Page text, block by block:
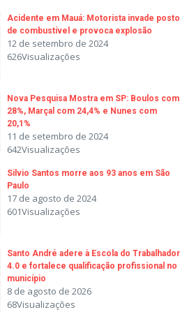
Acidente em Mauá: Motorista invade posto
de combustível e provoca explosão
12 de setembro de 2024
626Visualizações
Nova Pesquisa Mostra em SP: Boulos com
28%, Marçal com 24,4% e Nunes com
20,1%
11 de setembro de 2024
642Visualizações
Silvio Santos morre aos 93 anos em São
Paulo
17 de agosto de 2024
601Visualizações
Santo André adere à Escola do Trabalhador
4.0 e fortalece qualificação profissional no
município
8 de agosto de 2026
68Visualizações